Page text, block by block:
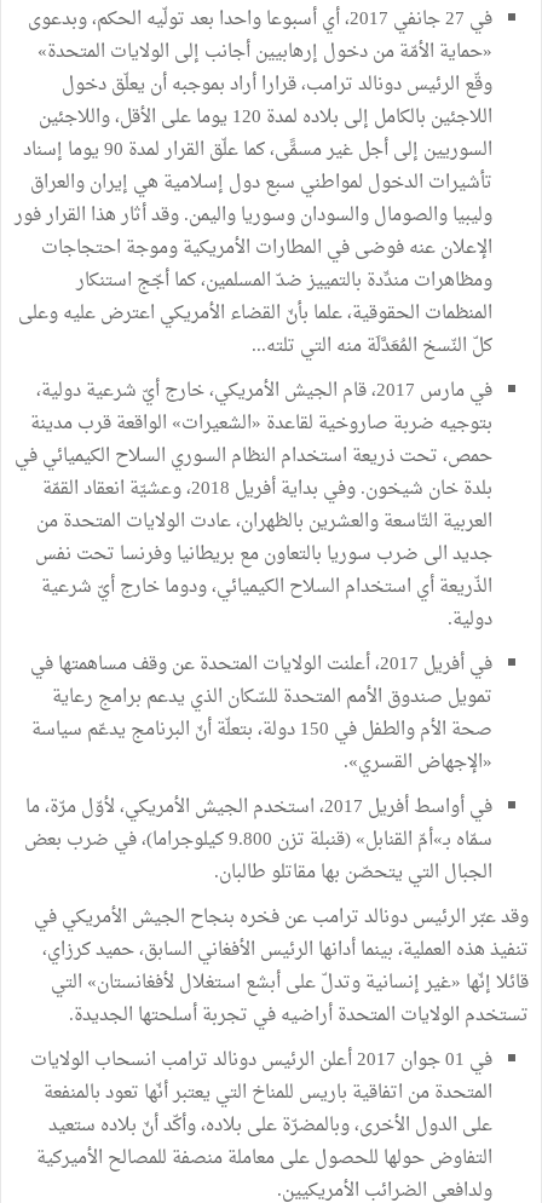
في 27 جانفي 2017، أي أسبوعا واحدا بعد تولّيه الحكم، وبدعوى
«حماية الأمّة من دخول إرهابيين أجانب إلى الولايات المتحدة»
وقّع الرئيس دونالد ترامب، قرارا أراد بموجبه أن يعلّق دخول
اللاجئين بالكامل إلى بلاده لمدة 120 يوما على الأقل، واللاجئين
السوريين إلى أجل غير مسمًّى، كما علّق القرار لمدة 90 يوما إسناد
تأشيرات الدخول لمواطني سبع دول إسلامية هي إيران والعراق
وليبيا والصومال والسودان وسوريا واليمن. وقد أثار هذا القرار فور
الإعلان عنه فوضى في المطارات الأمريكية وموجة احتجاجات
ومظاهرات مندِّدة بالتمييز ضدّ المسلمين، كما أجّج استنكار
المنظمات الحقوقية، علما بأنّ القضاء الأمريكي اعترض عليه وعلى
كلّ النّسخ المُعَدَّلَة منه التي تلته...
في مارس 2017، قام الجيش الأمريكي، خارج أيّ شرعية دولية،
بتوجيه ضربة صاروخية لقاعدة «الشعيرات» الواقعة قرب مدينة
حمص، تحت ذريعة استخدام النظام السوري السلاح الكيميائي في
بلدة خان شيخون. وفي بداية أفريل 2018، وعشيّة انعقاد القمّة
العربية التّاسعة والعشرين بالظهران، عادت الولايات المتحدة من
جديد الى ضرب سوريا بالتعاون مع بريطانيا وفرنسا تحت نفس
الذّريعة أي استخدام السلاح الكيميائي، ودوما خارج أيّ شرعية
دولية.
في أفريل 2017، أعلنت الولايات المتحدة عن وقف مساهمتها في
تمويل صندوق الأمم المتحدة للسّكان الذي يدعم برامج رعاية
صحة الأم والطفل في 150 دولة، بتعلّة أنّ البرنامج يدعّم سياسة
«الإجهاض القسري».
في أواسط أفريل 2017، استخدم الجيش الأمريكي، لأوّل مرّة، ما
سمّاه بـ»أمّ القنابل» (قنبلة تزن 9.800 كيلوجراما)، في ضرب بعض
الجبال التي يتحصّن بها مقاتلو طالبان.
وقد عبّر الرئيس دونالد ترامب عن فخره بنجاح الجيش الأمريكي في
تنفيذ هذه العملية، بينما أدانها الرئيس الأفغاني السابق، حميد كرزاي،
قائلا إنّها «غير إنسانية وتدلّ على أبشع استغلال لأفغانستان» التي
تستخدم الولايات المتحدة أراضيه في تجربة أسلحتها الجديدة.
في 01 جوان 2017 أعلن الرئيس دونالد ترامب انسحاب الولايات
المتحدة من اتفاقية باريس للمناخ التي يعتبر أنّها تعود بالمنفعة
على الدول الأخرى، وبالمضرّة على بلاده، وأكّد أنّ بلاده ستعيد
التفاوض حولها للحصول على معاملة منصفة للمصالح الأميركية
ولدافعي الضرائب الأمريكيين.